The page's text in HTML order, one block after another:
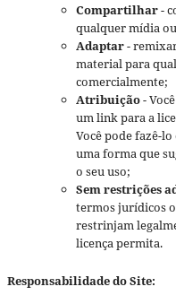
Compartilhar-
qualquer mídia
Adaptar-
material para
comercialmente;
Atribuição-
um link para a
Você pode fazê-
uma forma que
o seu uso;
Sem restrições
termos jurídicos
restrinjam
licença permita.
Responsabilidade do Site: